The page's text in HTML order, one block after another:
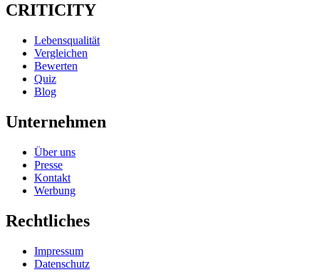
CRITICITY
Lebensqualität
Vergleichen
Bewerten
Quiz
Blog
Unternehmen
Über uns
Presse
Kontakt
Werbung
Rechtliches
Impressum
Datenschutz